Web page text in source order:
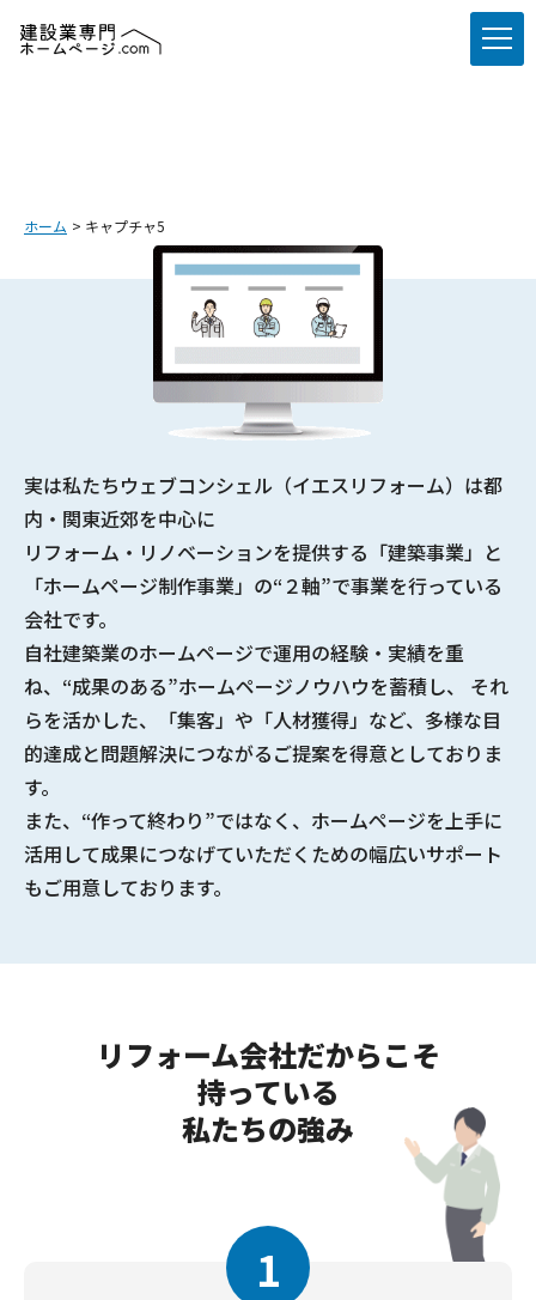
ホーム キャプチャ5
実は私たちウェブコンシェル（イエスリフォーム）は都
内・関東近郊を中心に
リフォーム・リノベーションを提供する 「建築事業」と
「ホームページ制作事業」の“２軸”で事業を行っている
会社です。
自社建築業のホームページで運用の経験・実績を重
ね、 “成果のある”ホームページノウハウを蓄積し、 それ
らを活かした、「集客」や「人材獲得」など、多様な目
的達成と問題解決につながるご提案を得意としておりま
す。
また、“作って終わり”ではなく、ホームページを上手に
活用して成果につなげていただくための幅広いサポート
もご用意しております。
リフォーム会社だからこそ
持っている
私たちの強み
1